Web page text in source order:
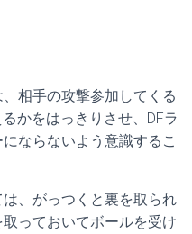
相手の攻撃参加してくる
かをはっきりさせ、DFラ
ならないよう意識するこ
、がっつくと裏を取られ
っておいてボールを受け